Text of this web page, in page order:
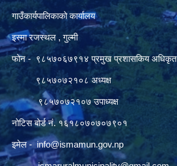
गाउँकार्यपालिकाको कार्यालय
इस्मा रजस्थल , गुल्मी
फोन - ९८५७०६७९१४ प्रमुख प्रशासकिय अधिकृत
९८५७०७२१०८ अध्यक्ष
९८५७०७२१०७ उपाध्यक्ष
नोटिस बोर्ड नं. १६१८०७०७०७९०१
इमेल - info@ismamun.gov.np